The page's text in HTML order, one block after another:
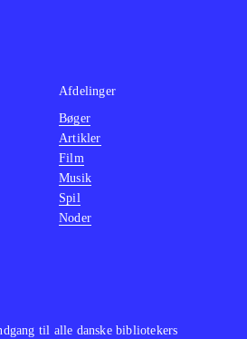
til alle danske bibliotekers
Afdelinger
Bøger
Artikler
Film
Musik
Spil
Noder